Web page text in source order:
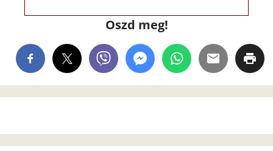
Oszd meg!